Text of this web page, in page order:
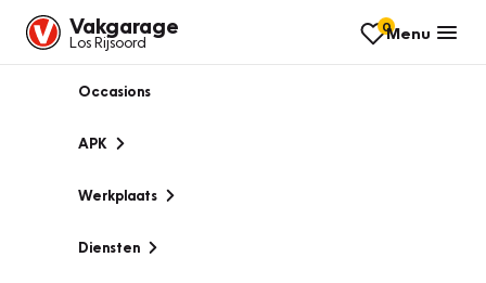
Vakgarage
Los Rijsoord
0Menu
Occasions
APK
Werkplaats
Diensten